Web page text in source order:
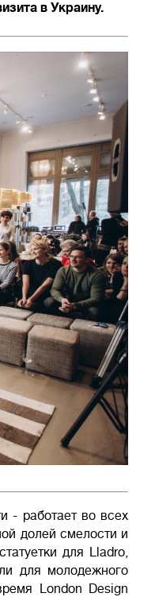
в Украину.
- работает во всех
долей смелости и
для Lladro,
для молодежного
London Design